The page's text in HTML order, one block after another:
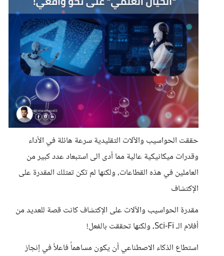
حققت الحواسيب والآلات التقليدية سرعة هائلة في الأداء
وقدرات ميكانيكية عالية مما أدى الى استبعاد عدد كبير من
العاملين في هذه القطاعات، ولكنها لم تكن تمتلك المقدرة على
الإكتشاف
مقدرة الحواسيب والآلات على الإكتشاف كانت قصة للعديد من
أفلام الـ Sci-Fi، ولكنها تحققت بالفعل!
استطاع الذكاء الاصطناعي أن يكون مساهماً فاعلاً في إنجاز